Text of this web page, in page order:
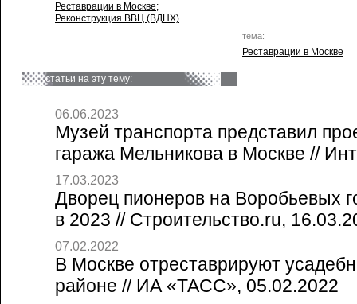
Реставрации в Москве;
Реконструкция ВВЦ (ВДНХ)
тема:
Реставрации в Москве
статьи на эту тему:
06.06.2023
Музей транспорта представил
гаража Мельникова в Москве //
17.03.2023
Дворец пионеров на Воробьевых
в 2023 // Строительство.ru,
07.02.2022
В Москве отреставрируют
районе // ИА «ТАСС», 05.02.2022